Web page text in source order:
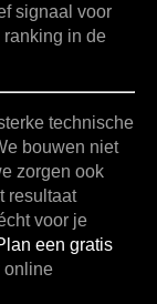
signaal voor
in de
technische
bouwen niet
zorgen ook
resultaat
voor je
een gratis
online